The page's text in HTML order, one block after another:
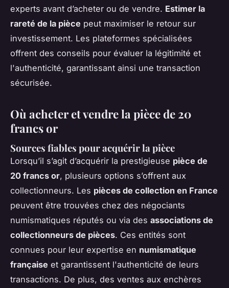
experts avant d’acheter ou de vendre. Estimer la
rareté de la pièce peut maximiser le retour sur
investissement. Les plateformes spécialisées
offrent des conseils pour évaluer la légitimité et
l'authenticité, garantissant ainsi une transaction
sécurisée.
Où acheter et vendre la pièce de 20
francs or
Sources fiables pour acquérir la pièce
Lorsqu’il s’agit d’acquérir la prestigieuse pièce de
20 francs or, plusieurs options s’offrent aux
collectionneurs. Les pièces de collection en France
peuvent être trouvées chez des négociants
numismatiques réputés ou via des associations de
collectionneurs de pièces. Ces entités sont
connues pour leur expertise en numismatique
française et garantissent l'authenticité de leurs
transactions. De plus, des ventes aux enchères